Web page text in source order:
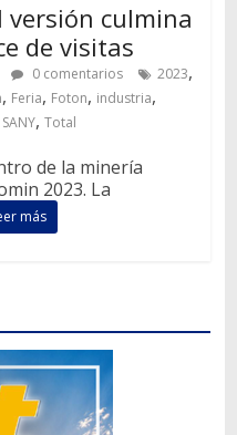
versión culmina
de visitas
0 comentarios 2023,
, Feria, Foton, industria,
SANY, Total
de la minería
2023. La
más